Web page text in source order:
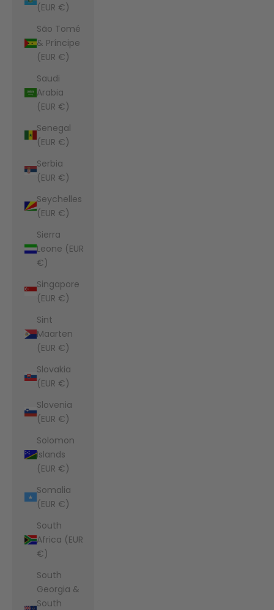
(EUR €)
São Tomé
& Príncipe
(EUR €)
Saudi
Arabia
(EUR €)
Senegal
(EUR €)
Serbia
(EUR €)
Seychelles
(EUR €)
Sierra
Leone (EUR
€)
Singapore
(EUR €)
Sint
Maarten
(EUR €)
Slovakia
(EUR €)
Slovenia
(EUR €)
Solomon
Islands
(EUR €)
Somalia
(EUR €)
South
Africa (EUR
€)
South
Georgia &
South